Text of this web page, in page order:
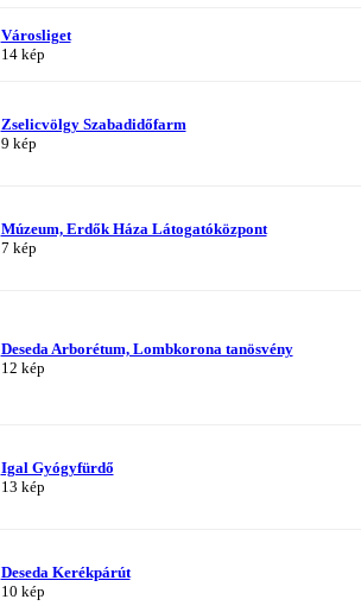
Városliget
14 kép
Zselicvölgy Szabadidőfarm
9 kép
Múzeum, Erdők Háza Látogatóközpont
7 kép
Deseda Arborétum, Lombkorona tanösvény
12 kép
Igal Gyógyfürdő
13 kép
Deseda Kerékpárút
10 kép